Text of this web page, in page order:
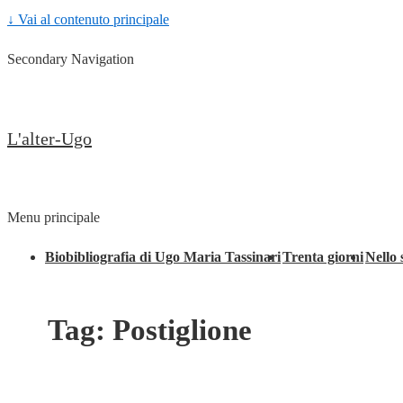
↓ Vai al contenuto principale
Secondary Navigation
L'alter-Ugo
Menu principale
Biobibliografia di Ugo Maria TassinariTrenta giorniNello
Tag: Postiglione